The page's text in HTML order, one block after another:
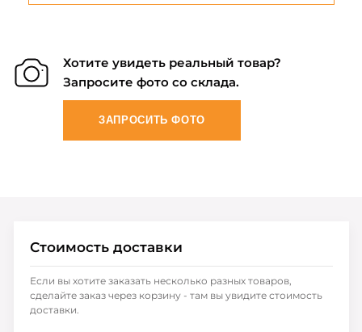
Хотите увидеть реальный товар?
Запросите фото со склада.
ЗАПРОСИТЬ ФОТО
Стоимость доставки
Если вы хотите заказать несколько разных товаров,
сделайте заказ через корзину - там вы увидите стоимость
доставки.